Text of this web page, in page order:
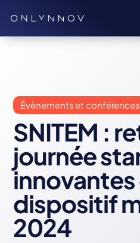
Évènements et
SNITEM :
journée
innovantes
dispositif
2024